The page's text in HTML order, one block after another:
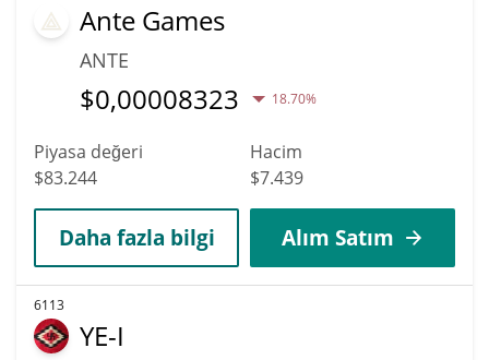
Ante Games
ANTE
$0,00008323 18.70%
Piyasa değeri
$83.244
Hacim
$7.439
Daha fazla bilgi Alım Satım
6113
YE-I